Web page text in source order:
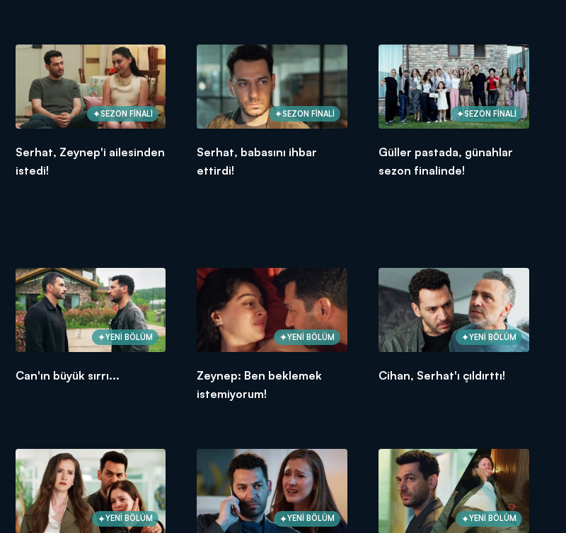
SEZON FİNALİ
Serhat, Zeynep'i ailesinden
istedi!
SEZON FİNALİ
Serhat, babasını ihbar
ettirdi!
SEZON FİNALİ
Güller pastada, günahlar
sezon finalinde!
YENİ BÖLÜM
Can'ın büyük sırrı...
YENİ BÖLÜM
Zeynep: Ben beklemek
istemiyorum!
YENİ BÖLÜM
Cihan, Serhat'ı çıldırttı!
YENİ BÖLÜM YENİ BÖLÜM YENİ BÖLÜM